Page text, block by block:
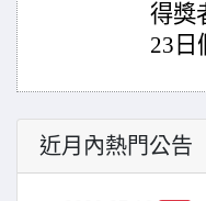
得獎
23日
近月內熱門公告